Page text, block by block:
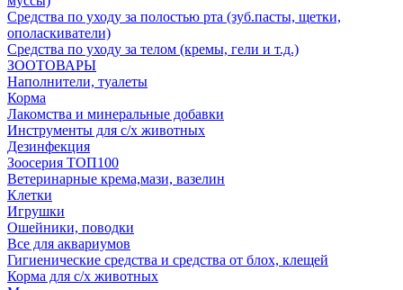
Средства по уходу за полостью рта (зуб.пасты, щетки,
ополаскиватели)
Средства по уходу за телом (кремы, гели и т.д.)
ЗООТОВАРЫ
Наполнители, туалеты
Корма
Лакомства и минеральные добавки
Инструменты для с/х животных
Дезинфекция
Зоосерия ТОП100
Ветеринарные крема,мази, вазелин
Клетки
Игрушки
Ошейники, поводки
Все для аквариумов
Гигиенические средства и средства от блох, клещей
Корма для с/х животных